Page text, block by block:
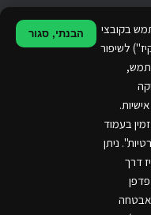
בקובצי
לשיפור
בעמוד
ניתן
דרך
אבטחה
הבנתי, סגור
© 2024 Ethos